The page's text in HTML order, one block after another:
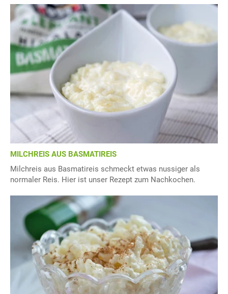
MILCHREIS AUS BASMATIREIS
Milchreis aus Basmatireis schmeckt etwas nussiger als
normaler Reis. Hier ist unser Rezept zum Nachkochen.